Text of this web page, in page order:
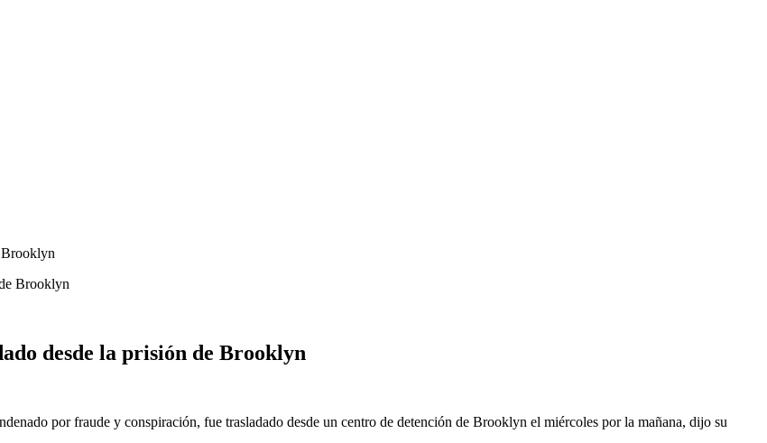
Brooklyn
desde la prisión de Brooklyn
por fraude y conspiración, fue trasladado desde un centro de detención de Brooklyn el miércoles por la mañana, dijo su